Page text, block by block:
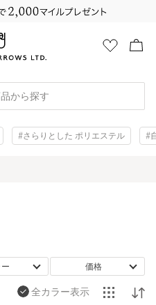
から探す
#さらりとした ポリエステル #
価格
全カラー表示